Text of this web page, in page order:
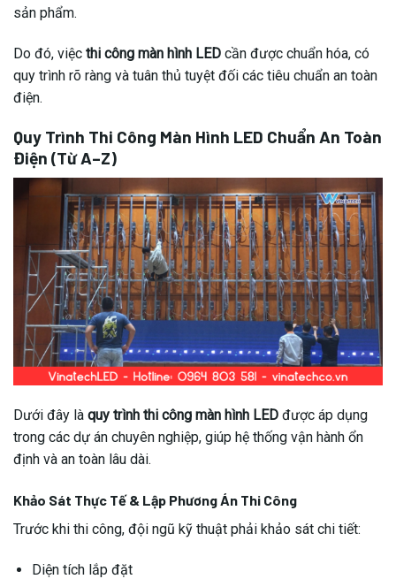
sản phẩm.
Do đó, việc thi công màn hình LED cần được chuẩn hóa, có
quy trình rõ ràng và tuân thủ tuyệt đối các tiêu chuẩn an toàn
điện.
Quy Trình Thi Công Màn Hình LED Chuẩn An Toàn
Điện (Từ A–Z)
Dưới đây là quy trình thi công màn hình LED được áp dụng
trong các dự án chuyên nghiệp, giúp hệ thống vận hành ổn
định và an toàn lâu dài.
Khảo Sát Thực Tế & Lập Phương Án Thi Công
Trước khi thi công, đội ngũ kỹ thuật phải khảo sát chi tiết:
Diện tích lắp đặt